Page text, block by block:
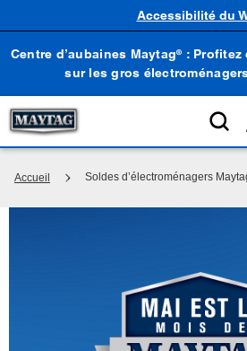
Centre d’aubaines Maytag® :
sur les gros
Accessibilité du
Accueil Soldes d’électroménagers